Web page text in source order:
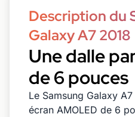
Description du
Galaxy A7 2018
Une dalle
de 6 pouces
Le Samsung Galaxy
écran AMOLED de 6